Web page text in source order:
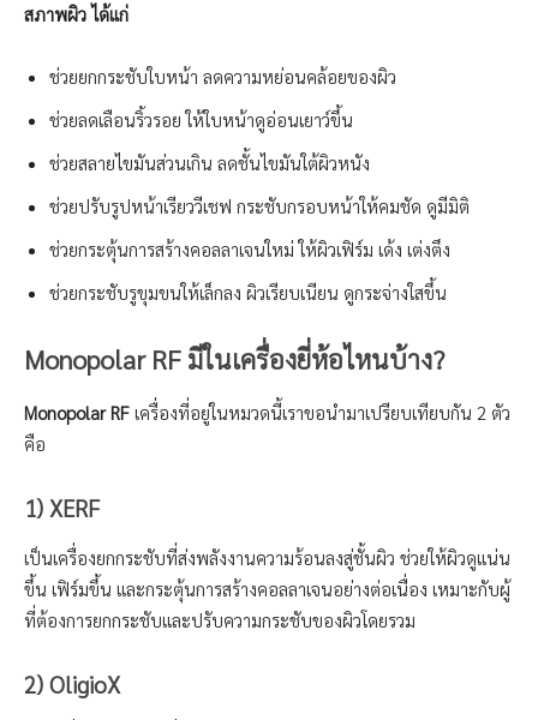
สภาพผิว ได้แก่
ช่วยยกกระชับใบหน้า ลดความหย่อนคล้อยของผิว
ช่วยลดเลือนริ้วรอย ให้ใบหน้าดูอ่อนเยาว์ขึ้น
ช่วยสลายไขมันส่วนเกิน ลดชั้นไขมันใต้ผิวหนัง
ช่วยปรับรูปหน้าเรียววีเชฟ กระชับกรอบหน้าให้คมชัด ดูมีมิติ
ช่วยกระตุ้นการสร้างคอลลาเจนใหม่ ให้ผิวเฟิร์ม เด้ง เต่งตึง
ช่วยกระชับรูขุมขนให้เล็กลง ผิวเรียบเนียน ดูกระจ่างใสขึ้น
Monopolar RF มีในเครื่องยี่ห้อไหนบ้าง?
Monopolar RF เครื่องที่อยู่ในหมวดนี้เราขอนำมาเปรียบเทียบกัน 2 ตัว
คือ
1) XERF
เป็นเครื่องยกกระชับที่ส่งพลังงานความร้อนลงสู่ชั้นผิว ช่วยให้ผิวดูแน่น
ขึ้น เฟิร์มขึ้น และกระตุ้นการสร้างคอลลาเจนอย่างต่อเนื่อง เหมาะกับผู้
ที่ต้องการยกกระชับและปรับความกระชับของผิวโดยรวม
2) OligioX